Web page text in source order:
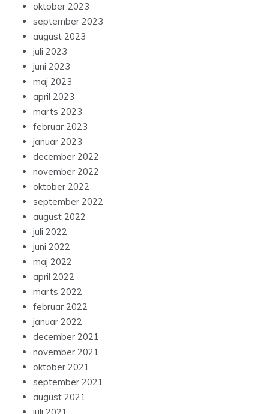
oktober 2023
september 2023
august 2023
juli 2023
juni 2023
maj 2023
april 2023
marts 2023
februar 2023
januar 2023
december 2022
november 2022
oktober 2022
september 2022
august 2022
juli 2022
juni 2022
maj 2022
april 2022
marts 2022
februar 2022
januar 2022
december 2021
november 2021
oktober 2021
september 2021
august 2021